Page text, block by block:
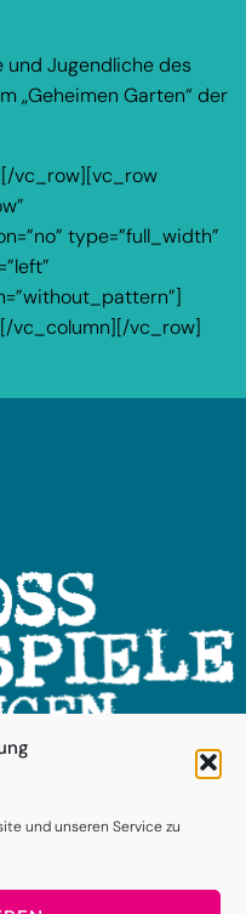
und unseren Service zu
und Jugendliche des
„Geheimen Garten“ der
vc_row][vc_row
type=”full_width”
vc_column][/vc_row]